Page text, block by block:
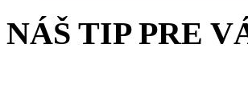
NÁŠ TIP PRE